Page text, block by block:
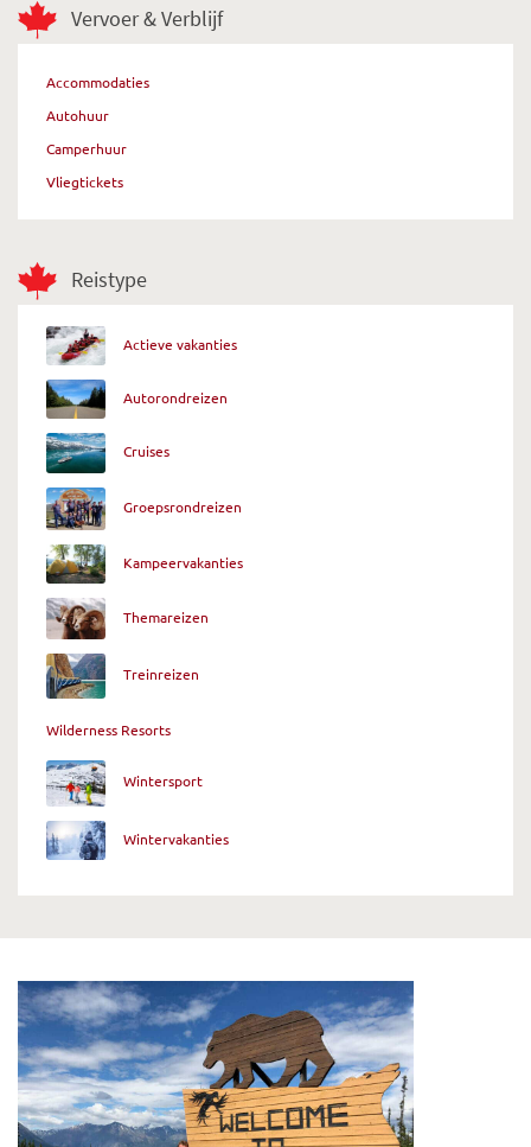
Vervoer & Verblijf
Accommodaties
Autohuur
Camperhuur
Vliegtickets
Reistype
Actieve vakanties
Autorondreizen
Cruises
Groepsrondreizen
Kampeervakanties
Themareizen
Treinreizen
Wilderness Resorts
Wintersport
Wintervakanties